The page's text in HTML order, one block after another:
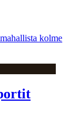
kolme